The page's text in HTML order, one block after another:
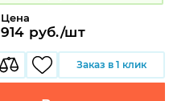
Цена
914 руб./шт
Заказ в 1 клик